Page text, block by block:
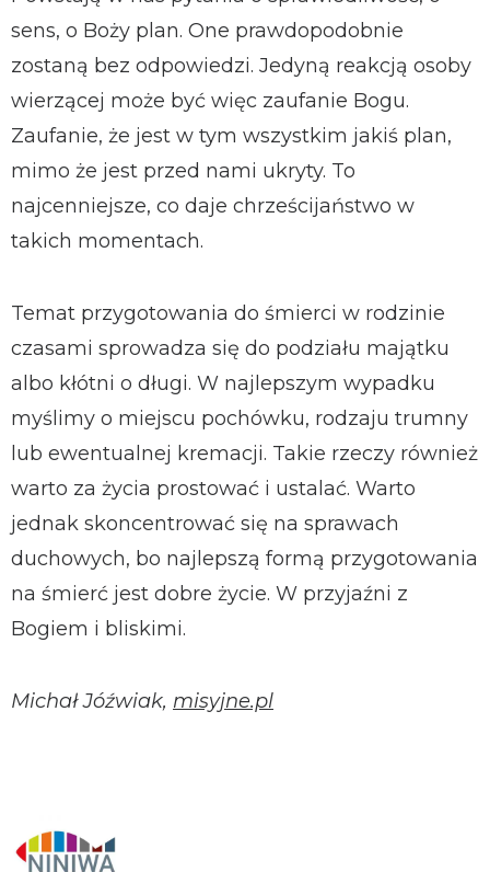
sens, o Boży plan. One prawdopodobnie
zostaną bez odpowiedzi. Jedyną reakcją osoby
wierzącej może być więc zaufanie Bogu.
Zaufanie, że jest w tym wszystkim jakiś plan,
mimo że jest przed nami ukryty. To
najcenniejsze, co daje chrześcijaństwo w
takich momentach.
Temat przygotowania do śmierci w rodzinie
czasami sprowadza się do podziału majątku
albo kłótni o długi. W najlepszym wypadku
myślimy o miejscu pochówku, rodzaju trumny
lub ewentualnej kremacji. Takie rzeczy również
warto za życia prostować i ustalać. Warto
jednak skoncentrować się na sprawach
duchowych, bo najlepszą formą przygotowania
na śmierć jest dobre życie. W przyjaźni z
Bogiem i bliskimi.
Michał Jóźwiak, misyjne.pl